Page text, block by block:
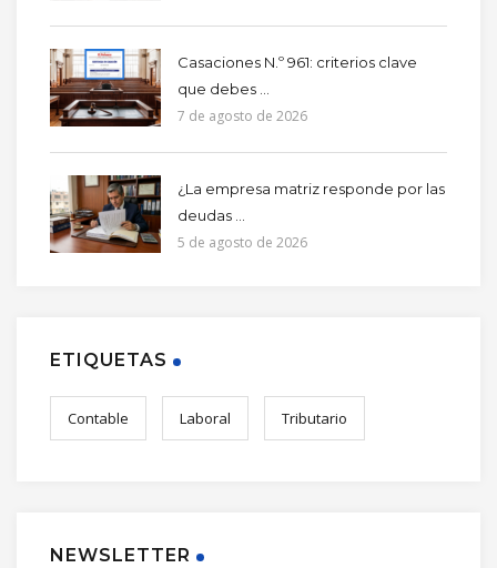
Casaciones N.º 961: criterios clave
que debes ...
7 de agosto de 2026
¿La empresa matriz responde por las
deudas ...
5 de agosto de 2026
ETIQUETAS
Contable Laboral Tributario
NEWSLETTER